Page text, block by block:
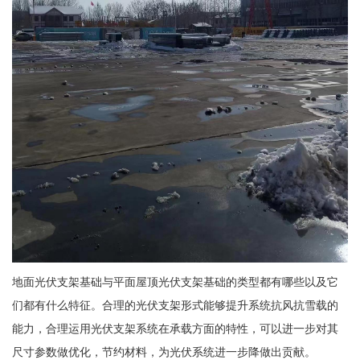
地面光伏支架基础与平面屋顶光伏支架基础的类型都有哪些以及它
们都有什么特征。合理的光伏支架形式能够提升系统抗风抗雪载的
能力，合理运用光伏支架系统在承载方面的特性，可以进一步对其
尺寸参数做优化，节约材料，为光伏系统进一步降做出贡献。